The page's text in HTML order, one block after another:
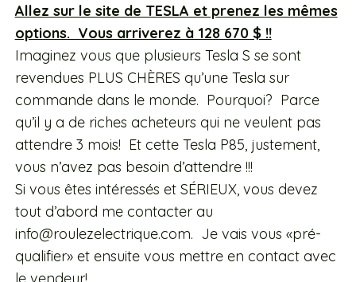
Allez sur le site de TESLA et prenez les mêmes
options. Vous arriverez à 128 670 $ !!
Imaginez vous que plusieurs Tesla S se sont
revendues PLUS CHÈRES qu’une Tesla sur
commande dans le monde. Pourquoi? Parce
qu’il y a de riches acheteurs qui ne veulent pas
attendre 3 mois! Et cette Tesla P85, justement,
vous n’avez pas besoin d’attendre !!!
Si vous êtes intéressés et SÉRIEUX, vous devez
tout d’abord me contacter au
info@roulezelectrique.com. Je vais vous «pré-
qualifier» et ensuite vous mettre en contact avec